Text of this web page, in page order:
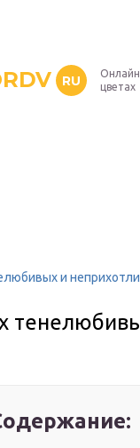
RU
цветах
и